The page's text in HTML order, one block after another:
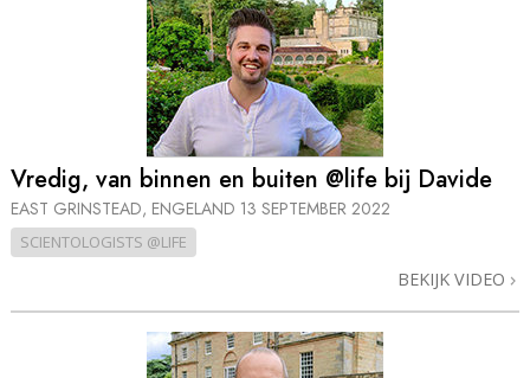
Vredig, van binnen en buiten @life bij Davide
EAST GRINSTEAD, ENGELAND 13 SEPTEMBER 2022
SCIENTOLOGISTS @LIFE
BEKIJK VIDEO